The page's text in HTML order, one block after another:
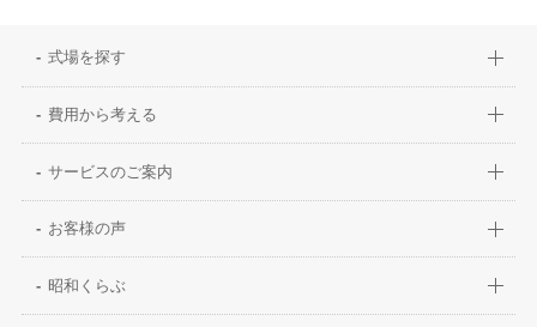
式場を探す
費用から考える
サービスのご案内
お客様の声
昭和くらぶ